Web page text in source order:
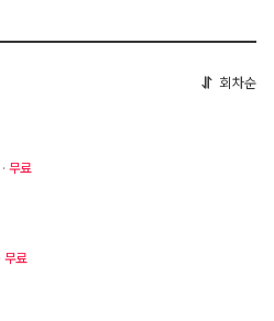
회차순
무료
무료